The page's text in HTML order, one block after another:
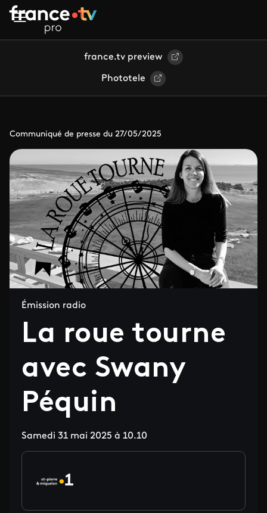
Aller au contenu principal
france.tv preview
Phototele
Communiqué de presse du 27/05/2025
Émission radio
La roue tourne
avec Swany
Péquin
Samedi 31 mai 2025 à 10.10